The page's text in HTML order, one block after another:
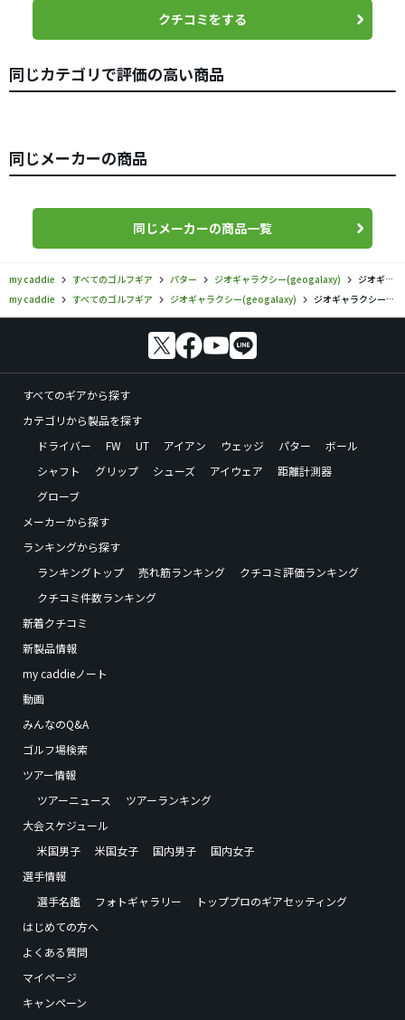
クチコミをする
同じカテゴリで評価の高い商品
同じメーカーの商品
同じメーカーの商品一覧
my caddie すべてのゴルフギア パター ジオギャラクシー(geogalaxy)
ジオギャラクシー／／GPS#2 Jスペシャル パターの口コミ評価
my caddie
すべてのゴルフギア ジオギャラクシー(geogalaxy) ジオギャラクシー／／GPS#2 Jスペシャル パターの口コミ評価
すべてのギアから探す
カテゴリから製品を探す
ドライバー
FW UT アイアン ウェッジ パター
ボール
シャフト
グリップ シューズ アイウェア
距離計測器
グローブ
メーカーから探す
ランキングから探す
ランキングトップ
売れ筋ランキング
クチコミ評価ランキング
クチコミ件数ランキング
新着クチコミ
新製品情報
my caddieノート
動画
みんなのQ&A
ゴルフ場検索
ツアー情報
ツアーニュース
ツアーランキング
大会スケジュール
米国男子
米国女子 国内男子
国内女子
選手情報
選手名鑑
フォトギャラリー
トッププロのギアセッティング
はじめての方へ
よくある質問
マイページ
キャンペーン